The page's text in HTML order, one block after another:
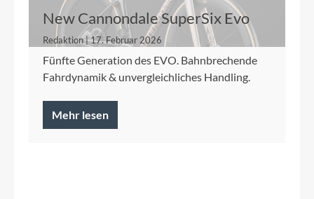
New Cannondale SuperSix Evo
Redaktion | 17. Februar 2026
Fünfte Generation des EVO. Bahnbrechende
Fahrdynamik & unvergleichliches Handling.
Mehr lesen